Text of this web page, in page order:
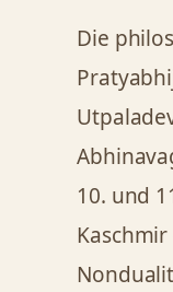
Die
10. und